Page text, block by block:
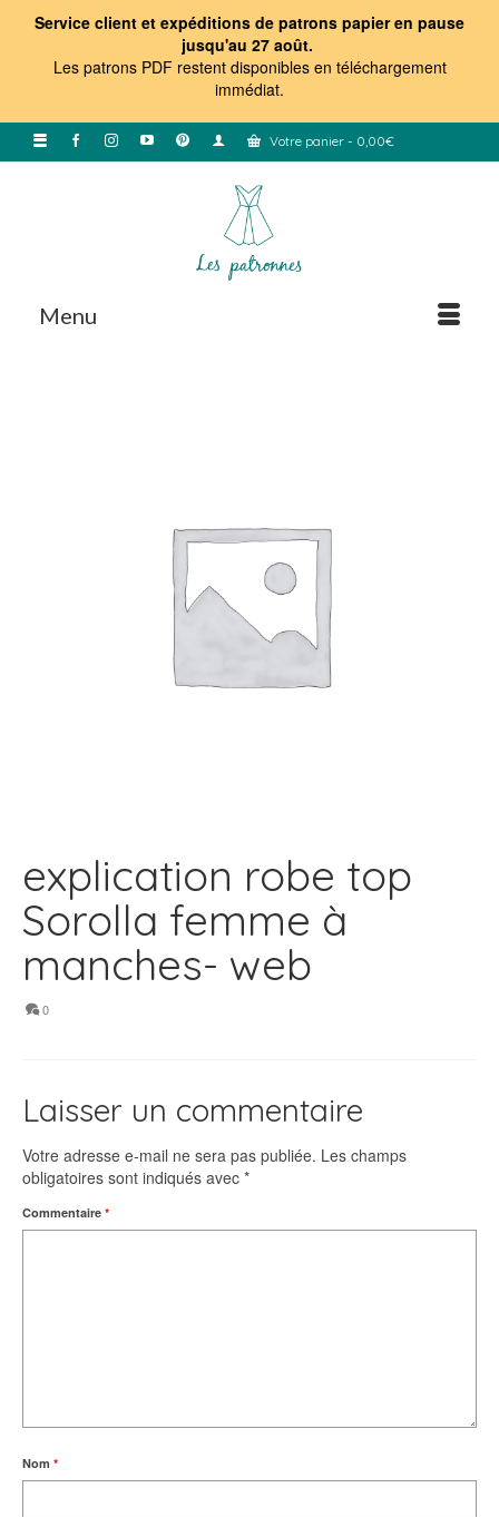
Service client et expéditions de patrons papier en pause
jusqu'au 27 août.
Les patrons PDF restent disponibles en téléchargement
immédiat.
Votre panier - 0,00€
Menu
explication robe top
Sorolla femme à
manches- web
0
Laisser un commentaire
Votre adresse e-mail ne sera pas publiée. Les champs
obligatoires sont indiqués avec *
Commentaire *
Nom *